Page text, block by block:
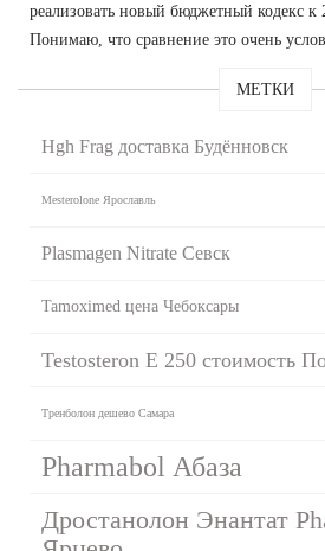
реализовать новый бюджетный кодекс к
Понимаю, что сравнение это очень
МЕТКИ
Hgh Frag доставка Будённовск
Mesterolone Ярославль
Plasmagen Nitrate Севск
Tamoximed цена Чебоксары
Testosteron E 250 стоимость
Тренболон дешево Самара
Pharmabol Абаза
Дростанолон Энантат